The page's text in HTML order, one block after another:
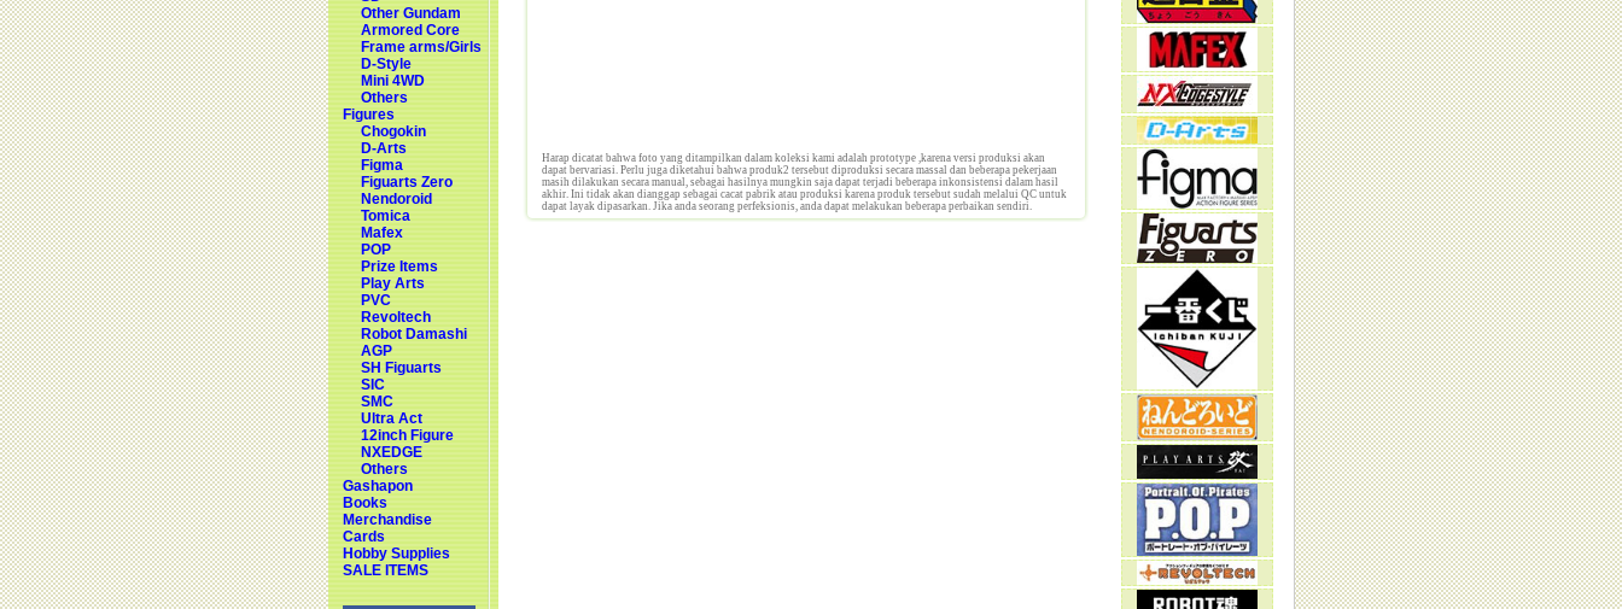
Other Gundam
Armored Core
Frame arms/Girls
D-Style
Mini 4WD
Others
Figures
Chogokin
D-Arts
Figma
Figuarts Zero
Nendoroid
Tomica
Mafex
POP
Prize Items
Play Arts
PVC
Revoltech
Robot Damashi
AGP
SH Figuarts
SIC
SMC
Ultra Act
12inch Figure
NXEDGE
Others
Gashapon
Books
Merchandise
Cards
Hobby Supplies
SALE ITEMS
Harap dicatat bahwa foto yang ditampilkan dalam koleksi kami adalah prototype ,karena versi produksi akan
dapat bervariasi. Perlu juga diketahui bahwa produk2 tersebut diproduksi secara massal dan beberapa pekerjaan
masih dilakukan secara manual, sebagai hasilnya mungkin saja dapat terjadi beberapa inkonsistensi dalam hasil
akhir. Ini tidak akan dianggap sebagai cacat pabrik atau produksi karena produk tersebut sudah melalui QC untuk
dapat layak dipasarkan. Jika anda seorang perfeksionis, anda dapat melakukan beberapa perbaikan sendiri.